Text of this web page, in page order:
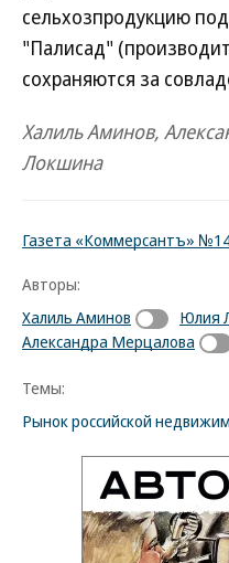
сельхозпродукцию
"Палисад"
сохраняются за
Халиль Аминов,
Локшина
Газета «Коммерсантъ»
Авторы:
Халиль Аминов
Юлия
Александра Мерцалова
Темы:
Рынок российской